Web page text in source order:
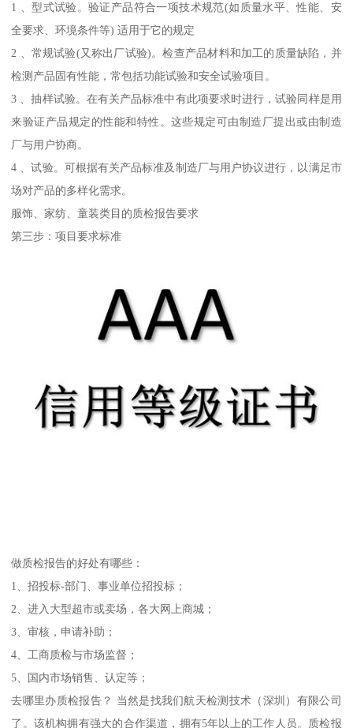
1 、型式试验。验证产品符合一项技术规范(如质量水平、性能、安
全要求、环境条件等) 适用于它的规定
2 、常规试验(又称出厂试验)。检查产品材料和加工的质量缺陷，并
检测产品固有性能，常包括功能试验和安全试验项目。
3 、抽样试验。在有关产品标准中有此项要求时进行，试验同样是用
来验证产品规定的性能和特性。这些规定可由制造厂提出或由制造
厂与用户协商。
4 、试验。可根据有关产品标准及制造厂与用户协议进行，以满足市
场对产品的多样化需求。
服饰、家纺、童装类目的质检报告要求
第三步：项目要求标准
做质检报告的好处有哪些：
1、招投标-部门、事业单位招投标；
2、进入大型超市或卖场，各大网上商城；
3、审核，申请补助；
4、工商质检与市场监督；
5、国内市场销售、认定等；
去哪里办质检报告？ 当然是找我们航天检测技术（深圳）有限公司
了。该机构拥有强大的合作渠道，拥有5年以上的工作人员。质检报